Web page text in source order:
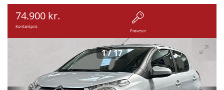
74.900 kr.
Kontantpris
Prøvetur
1/17